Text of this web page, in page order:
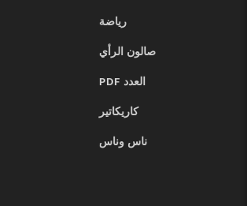
رياضة
صالون الرأي
العدد PDF
كاريكاتير
ناس وناس